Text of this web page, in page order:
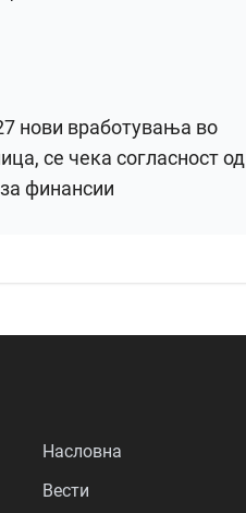
нови вработувања во
се чека согласност од
финансии
Насловна
Вести